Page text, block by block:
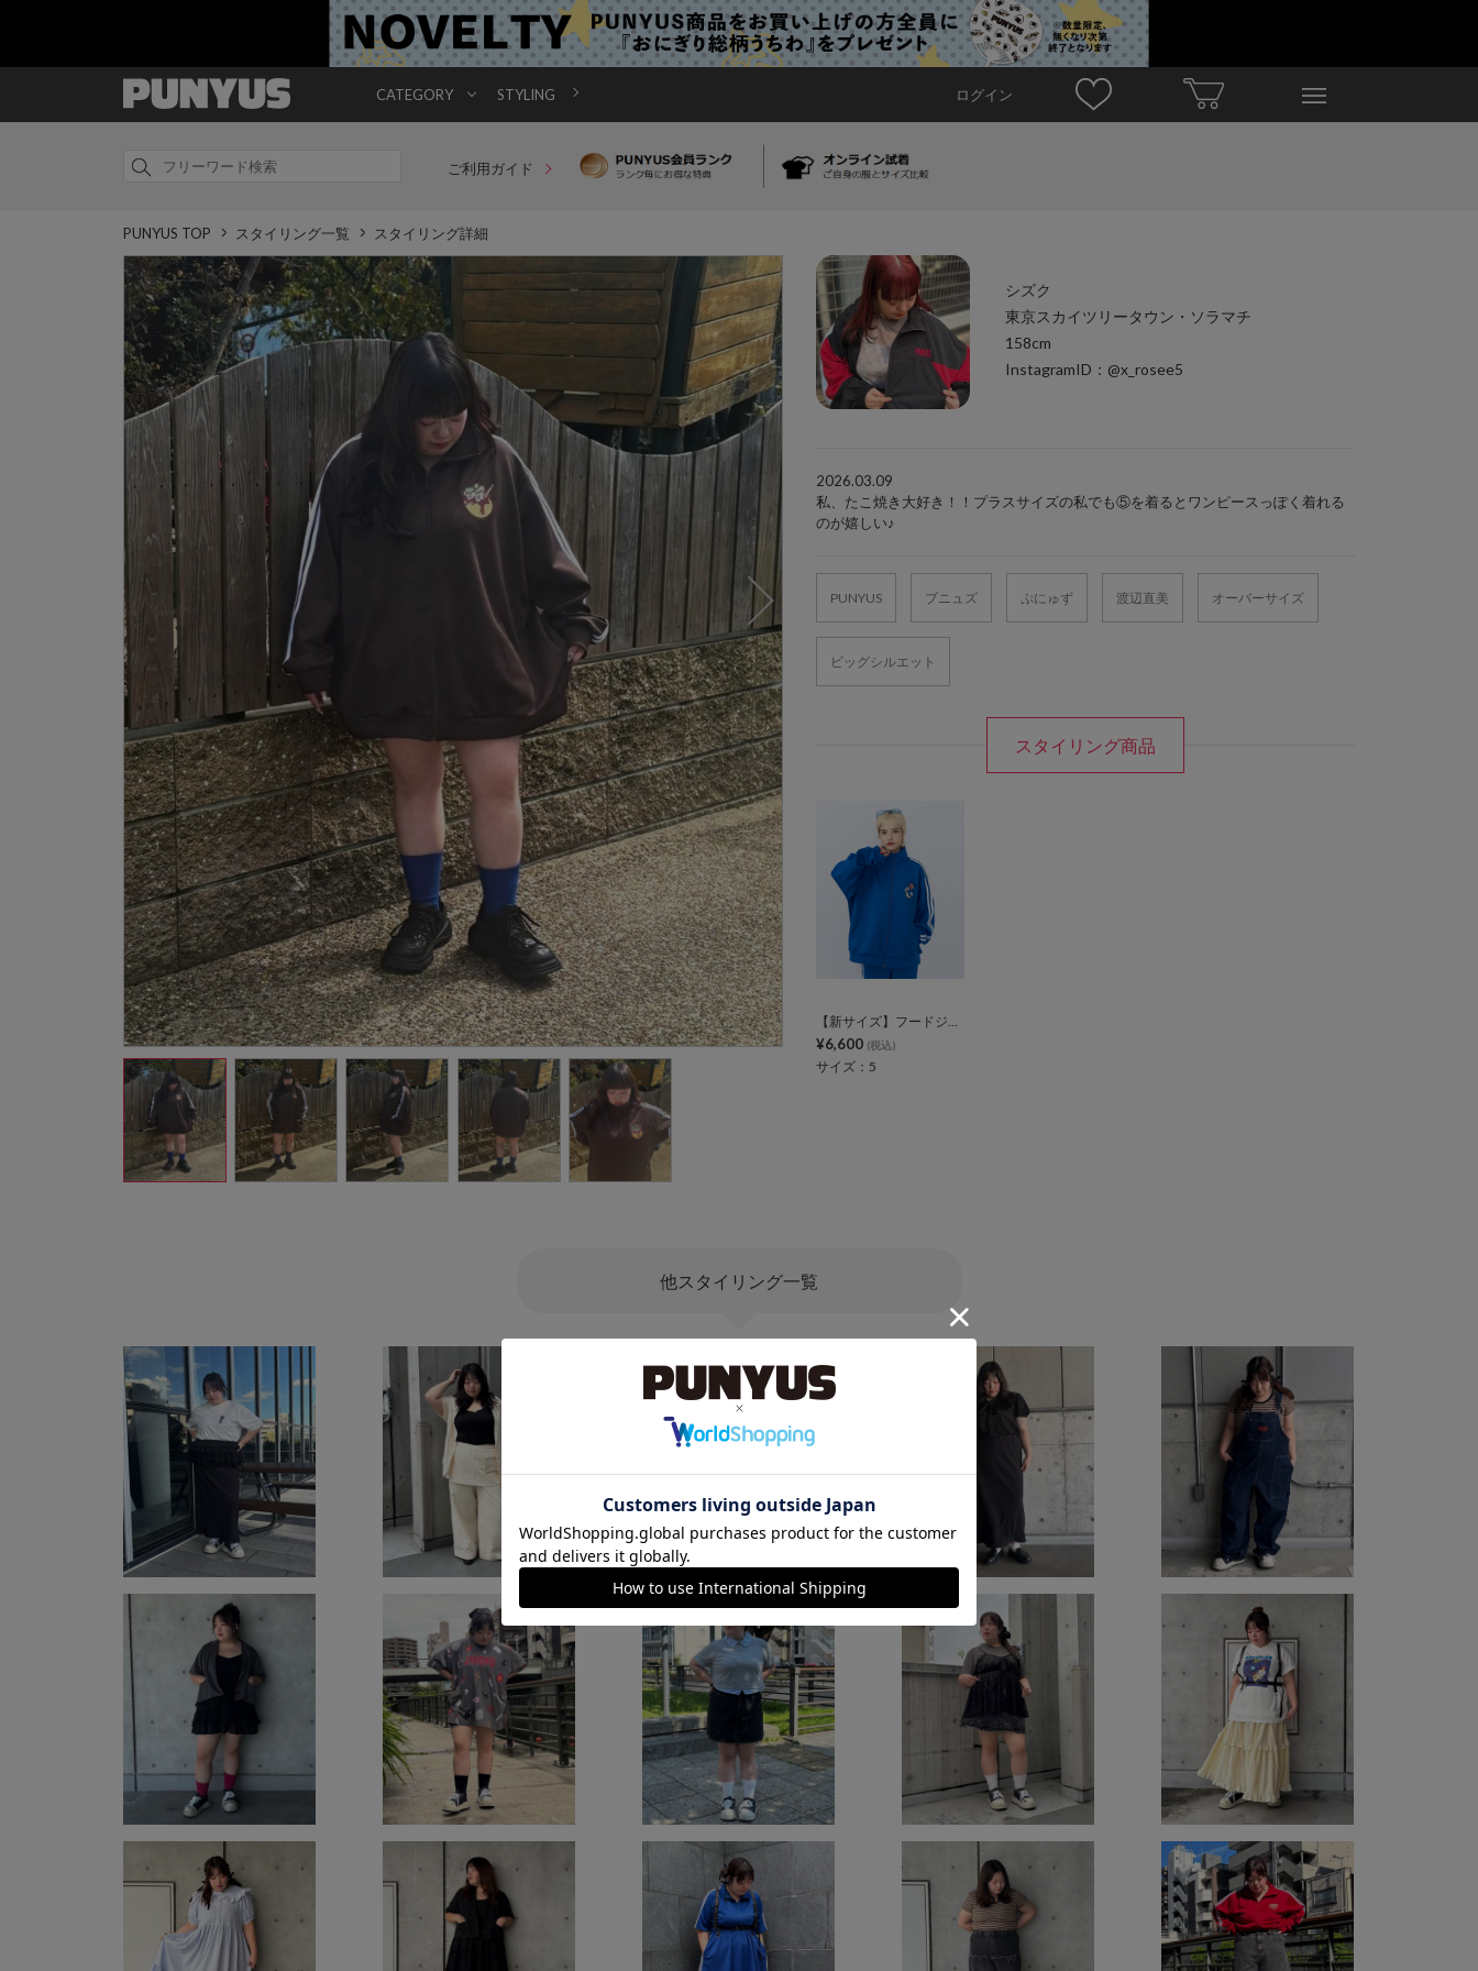
CATEGORY STYLING ログイン
ご利用ガイド
PUNYUS TOP スタイリング一覧 スタイリング詳細
シズク
東京スカイツリータウン・ソラマチ
158cm
InstagramID：@x_rosee5
2026.03.09
私、たこ焼き大好き！！プラスサイズの私でも⑤を着るとワンピースっぽく着れる
のが嬉しい♪
PUNYUS プニュズ ぷにゅず 渡辺直美 オーバーサイズ
ビッグシルエット
スタイリング商品
【新サイズ】フードジャージトップ
¥6,600 (税込)
サイズ：5
他スタイリング一覧